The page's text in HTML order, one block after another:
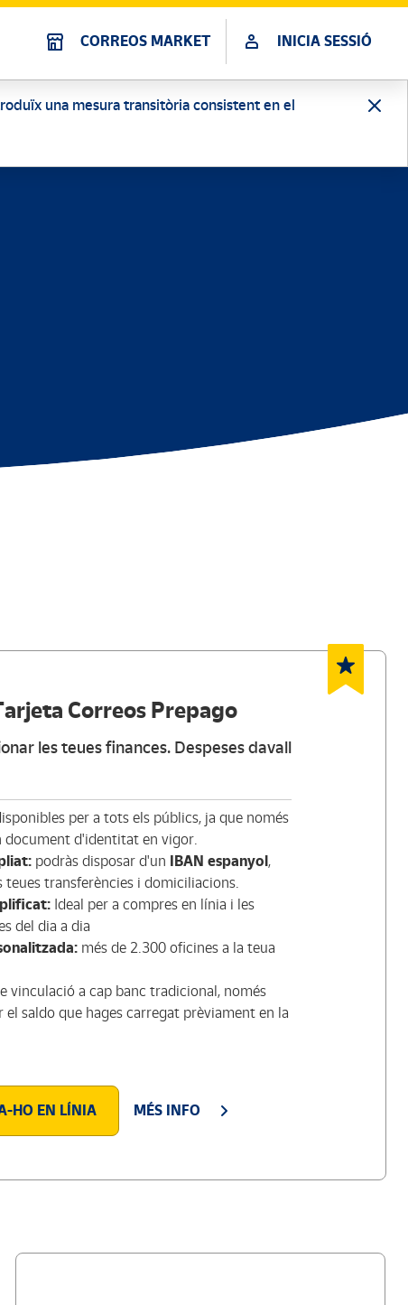
CORREOS MARKET INICIA SESSIÓ
una mesura transitòria consistent en el
Correos Prepago
les teues finances. Despeses davall
per a tots els públics, ja que només
document d'identitat en vigor.
podràs disposar d'un IBAN espanyol,
teues transferències i domiciliacions.
Ideal per a compres en línia i les
del dia a dia
més de 2.300 oficines a la teua
vinculació a cap banc tradicional, només
el saldo que hages carregat prèviament en la
HO EN LÍNIA MÉS INFO